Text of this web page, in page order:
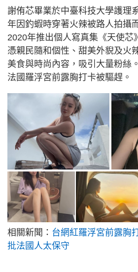
謝侑芯畢業於中臺科技大學護理
年因釣蝦時穿著火辣被路人拍攝
2020年推出個人寫真集《天使芯
憑親民隨和個性、甜美外貎及火
美食與時尚內容，吸引大量粉絲
法國羅浮宮前露胸打卡被驅趕。
相關新聞： 台網紅羅浮宮前露胸
批法國人太保守